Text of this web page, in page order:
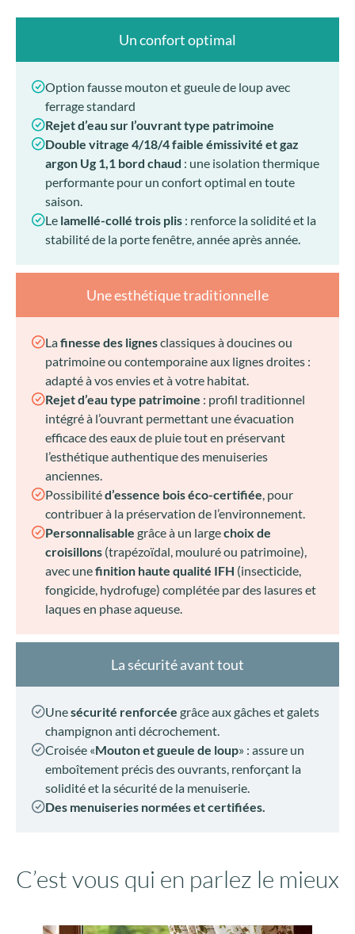
Un confort optimal
Option fausse mouton et gueule de loup avec
ferrage standard
Rejet d’eau sur l’ouvrant type patrimoine
Double vitrage 4/18/4faible émissivité et gaz
argon Ug 1,1 bord chaud : une isolation thermique
performante pour un confort optimal en toute
saison.
Le lamellé-collé trois plis : renforce la solidité et la
stabilité de la porte fenêtre, année après année.
Une esthétique traditionnelle
Lafinesse des lignesclassiques à doucines ou
patrimoine ou contemporaine aux lignes droites :
adapté à vos envies et à votre habitat.
Rejet d’eau type patrimoine : profil traditionnel
intégré à l’ouvrant permettant une évacuation
efficace des eaux de pluie tout en préservant
l’esthétique authentique des menuiseries
anciennes.
Possibilitéd’essence bois éco-certifiée, pour
contribuer à la préservation de l’environnement.
Personnalisable grâce à un largechoix de
croisillons (trapézoïdal, mouluré ou patrimoine),
avec unefinition haute qualité IFH (insecticide,
fongicide, hydrofuge) complétée par des lasures et
laques en phase aqueuse.
La sécurité avant tout
Unesécurité renforcée grâce aux gâches et galets
champignon anti décrochement.
Croisée «Mouton et gueule de loup» : assure un
emboîtement précis des ouvrants, renforçant la
solidité et la sécurité de la menuiserie.
Des menuiseries normées et certifiées.
C’est vous qui en parlez le mieux